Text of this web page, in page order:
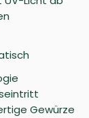
Gewürze